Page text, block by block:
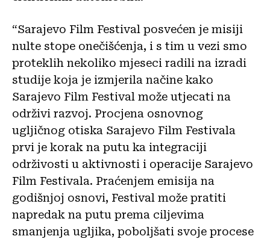
“Sarajevo Film Festival posvećen je misiji
nulte stope onečišćenja, i s tim u vezi smo
proteklih nekoliko mjeseci radili na izradi
studije koja je izmjerila načine kako
Sarajevo Film Festival može utjecati na
održivi razvoj. Procjena osnovnog
ugljičnog otiska Sarajevo Film Festivala
prvi je korak na putu ka integraciji
održivosti u aktivnosti i operacije Sarajevo
Film Festivala. Praćenjem emisija na
godišnjoj osnovi, Festival može pratiti
napredak na putu prema ciljevima
smanjenja ugljika, poboljšati svoje procese